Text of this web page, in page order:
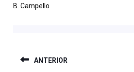
B. Campello
DE
ANTERIOR